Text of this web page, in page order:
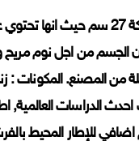
الجسم من اجل نوم
اضافي للإطار المحيط